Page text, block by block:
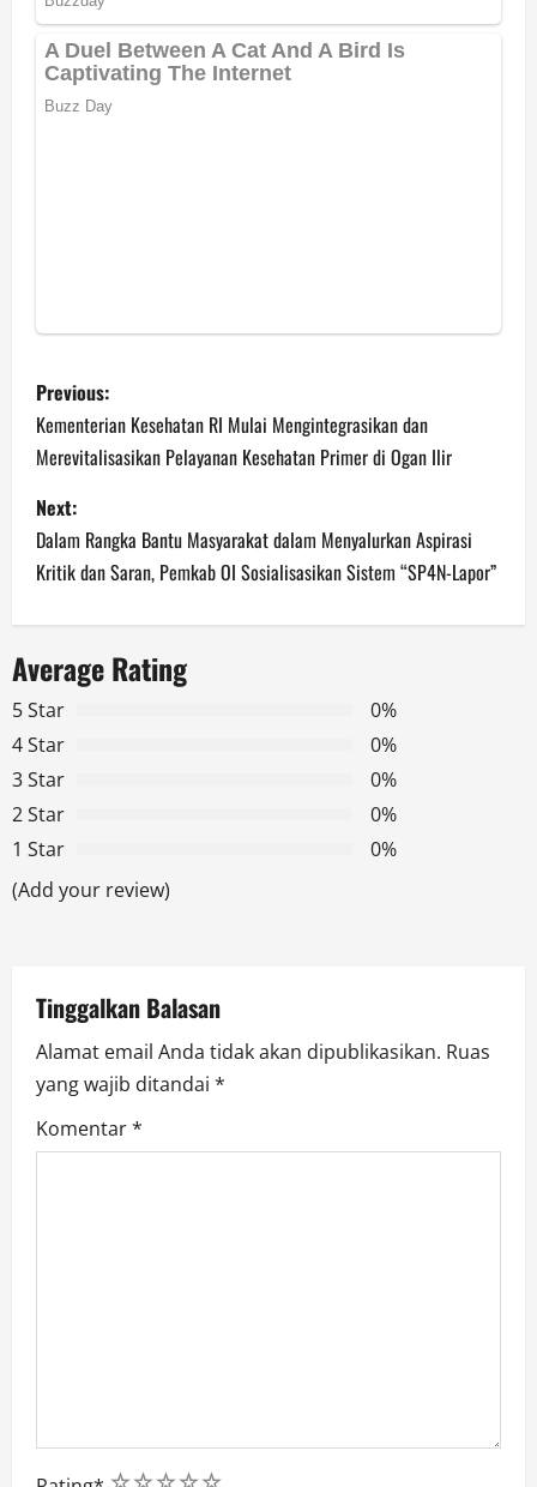
P
o
s
t
n
a
v
i
g
a
t
o
n
Previous:
Kementerian Kesehatan RI Mulai Mengintegrasikan dan
Merevitalisasikan Pelayanan Kesehatan Primer di Ogan Ilir
Next:
Dalam Rangka Bantu Masyarakat dalam Menyalurkan Aspirasi
Kritik dan Saran, Pemkab OI Sosialisasikan Sistem “SP4N-Lapor”
Average Rating
5 Star
0%
4 Star
0%
3 Star
0%
2 Star
0%
1 Star
0%
(Add your review)
Tinggalkan Balasan
Alamat email Anda tidak akan dipublikasikan. Ruas
yang wajib ditandai *
Komentar*
5
4
3
2
1